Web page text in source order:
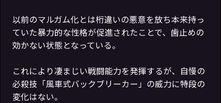
以前のマルガム化とは桁違いの悪意を放ち本来持っ
ていた暴力的な性格が促進されたことで、歯止めの
効かない状態となっている。
これにより凄まじい戦闘能力を発揮するが、自慢の
必殺技「風車式バックブリーカー」の威力に特段の
変化はない。